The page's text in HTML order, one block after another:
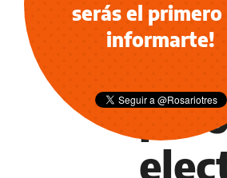
OPINIÓN
serás el primero
informarte!